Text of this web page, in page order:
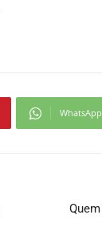
WhatsApp